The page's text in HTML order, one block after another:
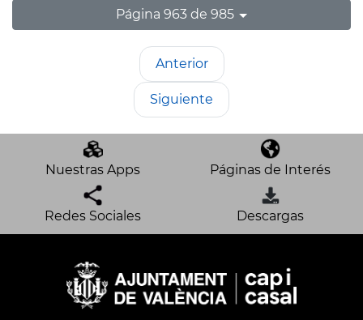
Página 963 de 985
Anterior
Siguiente
Nuestras Apps Páginas de Interés
Redes Sociales Descargas